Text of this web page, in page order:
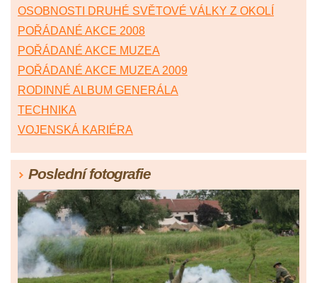
OSOBNOSTI DRUHÉ SVĚTOVÉ VÁLKY Z OKOLÍ
POŘÁDANÉ AKCE 2008
POŘÁDANÉ AKCE MUZEA
POŘÁDANÉ AKCE MUZEA 2009
RODINNÉ ALBUM GENERÁLA
TECHNIKA
VOJENSKÁ KARIÉRA
Poslední fotografie